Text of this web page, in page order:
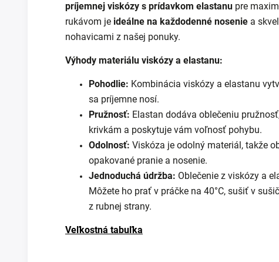
príjemnej viskózy s prídavkom elastanu pre
rukávom je ideálne na každodenné nosenie a
nohavicami z našej ponuky.
Výhody materiálu viskózy a elastanu:
Pohodlie: Kombinácia viskózy a elastanu
sa príjemne nosí.
Pružnosť: Elastan dodáva oblečeniu
krivkám a poskytuje vám voľnosť pohybu.
Odolnosť: Viskóza je odolný materiál, takže
opakované pranie a nosenie.
Jednoduchá údržba: Oblečenie z viskózy a
Môžete ho prať v práčke na 40°C, sušiť v
z rubnej strany.
Veľkostná tabuľka